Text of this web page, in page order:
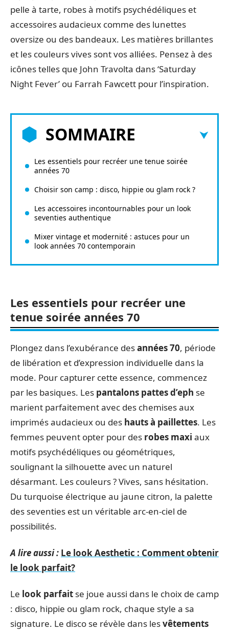
pelle à tarte, robes à motifs psychédéliques et
accessoires audacieux comme des lunettes
oversize ou des bandeaux. Les matières brillantes
et les couleurs vives sont vos alliées. Pensez à des
icônes telles que John Travolta dans ‘Saturday
Night Fever’ ou Farrah Fawcett pour l’inspiration.
SOMMAIRE
Les essentiels pour recréer une tenue soirée
années 70
Choisir son camp : disco, hippie ou glam rock ?
Les accessoires incontournables pour un look
seventies authentique
Mixer vintage et modernité : astuces pour un
look années 70 contemporain
Les essentiels pour recréer une
tenue soirée années 70
Plongez dans l’exubérance desannées 70, période
de libération et d’expression individuelle dans la
mode. Pour capturer cette essence, commencez
par les basiques. Les pantalons pattes d’eph se
marient parfaitement avec des chemises aux
imprimés audacieux ou des hauts à paillettes. Les
femmes peuvent opter pour des robes maxi aux
motifs psychédéliques ou géométriques,
soulignant la silhouette avec un naturel
désarmant. Les couleurs ? Vives, sans hésitation.
Du turquoise électrique au jaune citron, la palette
des seventies est un véritable arc-en-ciel de
possibilités.
A lire aussi : Le look Aesthetic : Comment obtenir
le look parfait?
Le look parfait se joue aussi dans le choix de camp
: disco, hippie ou glam rock, chaque style a sa
signature. Le disco se révèle dans lesvêtements